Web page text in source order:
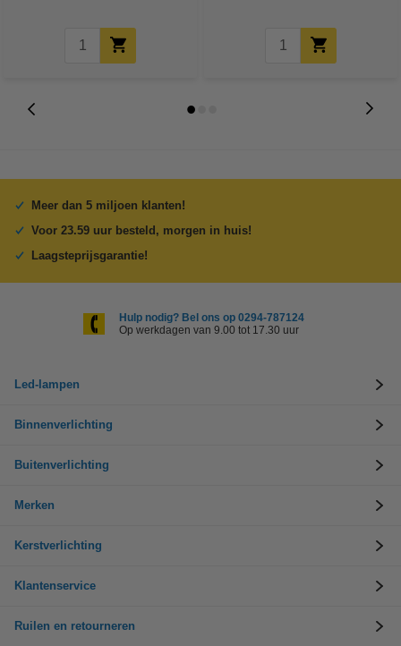
Meer dan 5 miljoen klanten!
Voor 23.59 uur besteld, morgen in huis!
Laagsteprijsgarantie!
Hulp nodig? Bel ons op 0294-787124
Op werkdagen van 9.00 tot 17.30 uur
Led-lampen
Binnenverlichting
Buitenverlichting
Merken
Kerstverlichting
Klantenservice
Ruilen en retourneren